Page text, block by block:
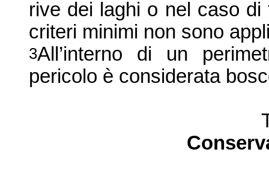
rive dei laghi o nel caso
criteri minimi non sono
3All’interno di un
pericolo è considerata